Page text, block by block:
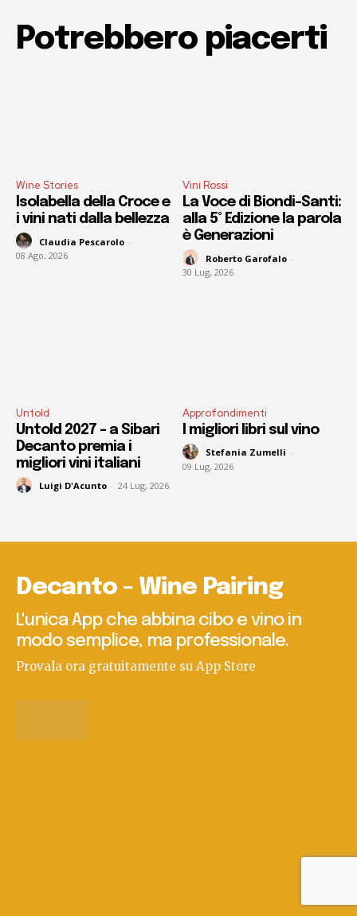
Potrebbero piacerti
Wine Stories
Isolabella della Croce e
i vini nati dalla bellezza
Claudia Pescarolo -
08 Ago, 2026
Vini Rossi
La Voce di Biondi-Santi:
alla 5° Edizione la parola
è Generazioni
Roberto Garofalo -
30 Lug, 2026
Untold
Untold 2027 – a Sibari
Decanto premia i
migliori vini italiani
Luigi D'Acunto - 24 Lug, 2026
Approfondimenti
I migliori libri sul vino
Stefania Zumelli -
09 Lug, 2026
Decanto - Wine Pairing
L'unica App che abbina cibo e vino in
modo semplice, ma professionale.
Provala ora gratuitamente su App Store